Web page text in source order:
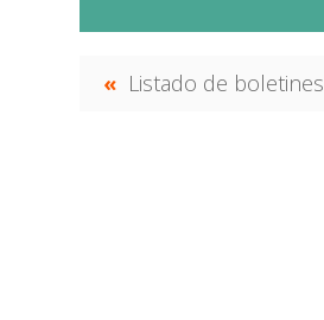
Listado de boletines